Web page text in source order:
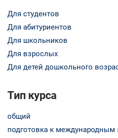
Для студентов
Для абитуриентов
Для школьников
Для взрослых
Для детей дошкольного
Тип курса
общий
подготовка к международным